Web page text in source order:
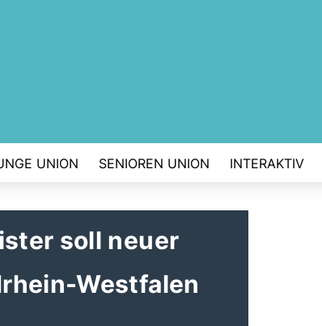
UNION SENIOREN UNION INTERAKTIV
soll neuer
Westfalen